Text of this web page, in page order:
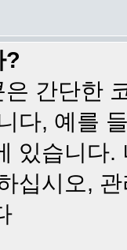
?
간단한
다, 예를
있습니다
십시오,